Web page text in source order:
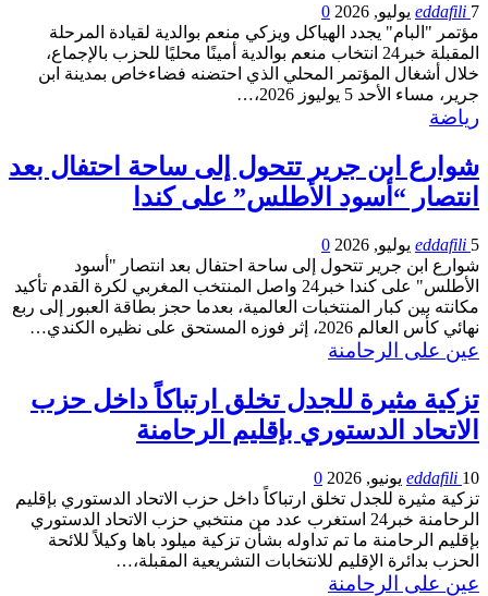
eddafili 7 يوليو, 2026
0
مؤتمر "البام" يجدد الهياكل ويزكي منعم بوالدية لقيادة المرحلة
المقبلة خبر24 انتخاب منعم بوالدية أمينًا محليًا للحزب بالإجماع،
خلال أشغال المؤتمر المحلي الذي احتضنه فضاءخاص بمدينة ابن
جرير، مساء الأحد 5 يوليوز 2026،…
رياضة
شوارع ابن جرير تتحول إلى ساحة احتفال بعد
انتصار “أسود الأطلس” على كندا
eddafili 5 يوليو, 2026
0
شوارع ابن جرير تتحول إلى ساحة احتفال بعد انتصار "أسود
الأطلس" على كندا خبر24 واصل المنتخب المغربي لكرة القدم تأكيد
مكانته بين كبار المنتخبات العالمية، بعدما حجز بطاقة العبور إلى ربع
نهائي كأس العالم 2026، إثر فوزه المستحق على نظيره الكندي…
عين على الرحامنة
تزكية مثيرة للجدل تخلق ارتباكاً داخل حزب
الاتحاد الدستوري بإقليم الرحامنة
eddafili 10 يونيو, 2026
0
تزكية مثيرة للجدل تخلق ارتباكاً داخل حزب الاتحاد الدستوري بإقليم
الرحامنة خبر24 استغرب عدد من منتخبي حزب الاتحاد الدستوري
بإقليم الرحامنة ما تم تداوله بشأن تزكية ميلود باها وكيلاً للائحة
الحزب بدائرة الإقليم للانتخابات التشريعية المقبلة،…
عين على الرحامنة